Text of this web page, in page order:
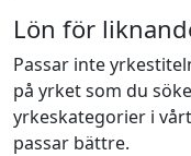
Lön för
Passar inte
på yrket som du
yrkeskategorier i
passar bättre.